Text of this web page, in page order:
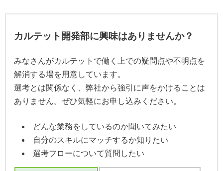
カルテット開発部に興味はありませんか？
みなさんがカルテットで働く上での疑問点や不明点を
解消する場を用意しています。
選考とは関係なく、弊社から強引に声をかけることは
ありません。ぜひ気軽にお申し込みください。
どんな業務をしているのか聞いてみたい
自分のスキルにマッチするか知りたい
選考フローについて質問したい